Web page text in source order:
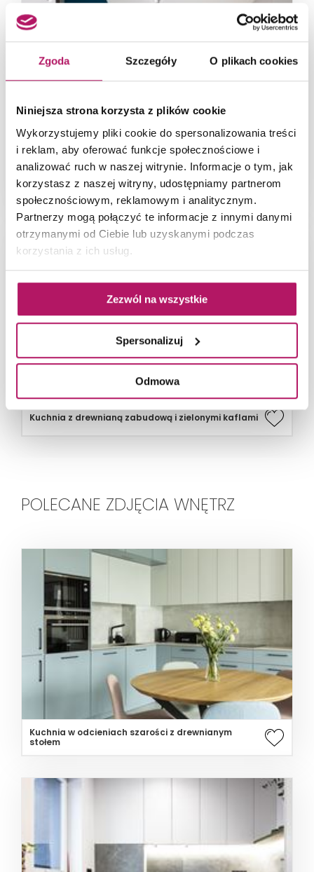
Zgoda Szczegóły O plikach cookies
Niniejsza strona korzysta z plików cookie
Wykorzystujemy pliki cookie do spersonalizowania treści
i reklam, aby oferować funkcje społecznościowe i
analizować ruch w naszej witrynie. Informacje o tym, jak
korzystasz z naszej witryny, udostępniamy partnerom
społecznościowym, reklamowym i analitycznym.
Partnerzy mogą połączyć te informacje z innymi danymi
otrzymanymi od Ciebie lub uzyskanymi podczas
korzystania z ich usług.
Zezwól na wszystkie
Spersonalizuj
Odmowa
Aranżacja sypialni w domku letniskowym
Kuchnia z drewnianą zabudową i zielonymi kaflami
POLECANE ZDJĘCIA WNĘTRZ
Kuchnia w odcieniach szarości z drewnianym
stołem